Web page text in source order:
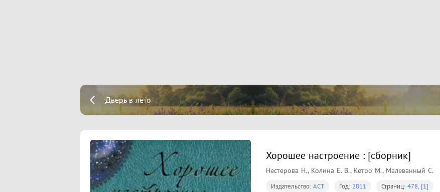
Дверь в лето
Хорошее настроение : [сборник]
Нестерова Н., Колина Е. В., Кетро М., Малеванный С.
Издательство: АСТ Год: 2011 Страниц: 478, [1]